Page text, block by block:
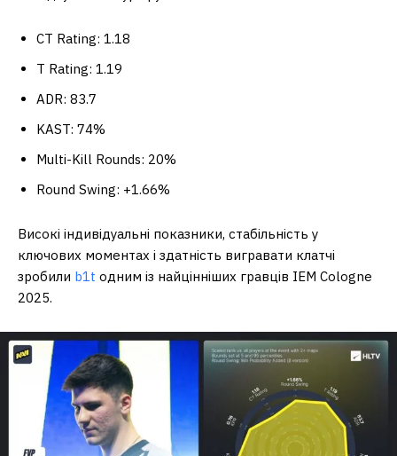
CT Rating: 1.18
T Rating: 1.19
ADR: 83.7
KAST: 74%
Multi-Kill Rounds: 20%
Round Swing: +1.66%
Високі індивідуальні показники, стабільність у
ключових моментах і здатність вигравати клатчі
зробили b1t одним із найцінніших гравців IEM Cologne
2025.